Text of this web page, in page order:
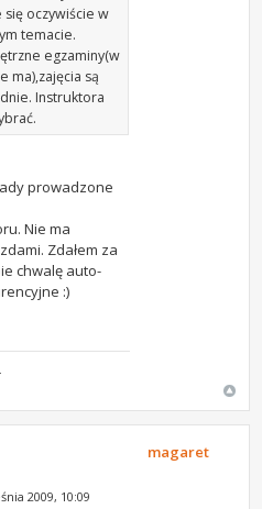
oczywiście w
temacie.
egzaminy(w
ma),zajęcia są
Instruktora
prowadzone
Nie ma
Zdałem za
chwalę auto-
:)
2009, 10:09
magaret